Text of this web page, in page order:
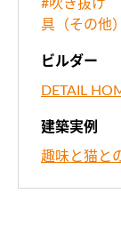
#吹き抜け
具（その他）
ビルダー
DETAIL
建築実例
趣味と猫と